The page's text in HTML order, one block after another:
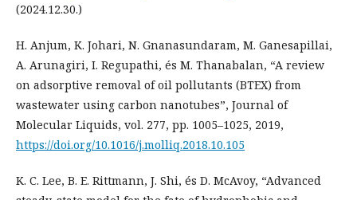
(2024.12.30.)
H. Anjum, K. Johari, N. Gnanasundaram, M. Ganesapillai,
A. Arunagiri, I. Regupathi, és M. Thanabalan, “A review
on adsorptive removal of oil pollutants (BTEX) from
wastewater using carbon nanotubes”, Journal of
Molecular Liquids, vol. 277, pp. 1005–1025, 2019,
https://doi.org/10.1016/j.molliq.2018.10.105
K. C. Lee, B. E. Rittmann, J. Shi, és D. McAvoy, “Advanced